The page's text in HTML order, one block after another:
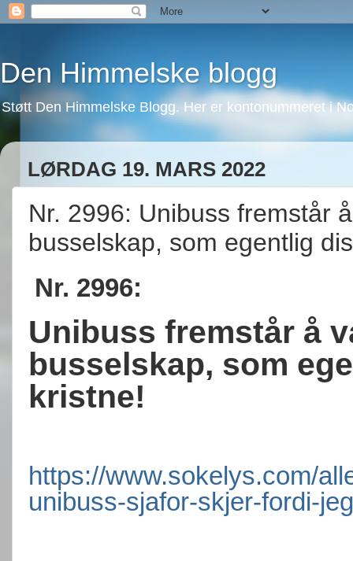
Den Himmelske blogg
Støtt Den Himmelske Blogg. Her er kontonummeret i
LØRDAG 19. MARS 2022
Nr. 2996: Unibuss fremstår
busselskap, som egentlig
Nr. 2996:
Unibuss fremstår å
busselskap, som
kristne!
https://www.sokelys.com/
unibuss-sjafor-skjer-fordi-